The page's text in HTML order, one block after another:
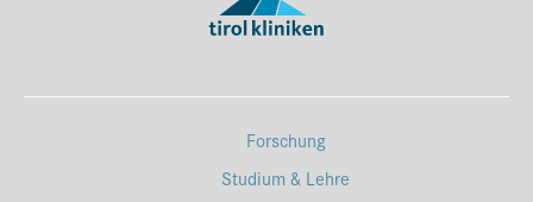
Forschung
Studium & Lehre